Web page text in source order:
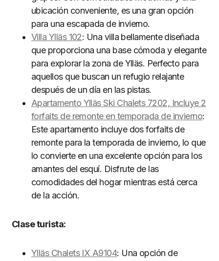
ubicación conveniente, es una gran opción
para una escapada de invierno.
Villa Ylläs 102: Una villa bellamente diseñada
que proporciona una base cómoda y elegante
para explorar la zona de Ylläs. Perfecto para
aquellos que buscan un refugio relajante
después de un día en las pistas.
Apartamento Ylläs Ski Chalets 7202, Incluye 2
forfaits de remonte en temporada de invierno:
Este apartamento incluye dos forfaits de
remonte para la temporada de invierno, lo que
lo convierte en una excelente opción para los
amantes del esquí. Disfrute de las
comodidades del hogar mientras está cerca
de la acción.
Clase turista:
Ylläs Chalets IX A9104: Una opción de